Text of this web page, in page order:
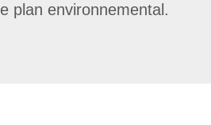
plan environnemental.